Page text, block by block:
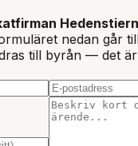
nedan går
till byrån — det